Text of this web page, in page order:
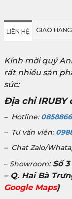
LIÊN HỆ GIAO HÀNG
Kính mời quý
rất nhiều sản
sức:
Địa chỉ IRUBY
– Hotline:
– Tư vấn viên:
– Chat Zalo/
– Showroom: Số
– Q. Hai Bà
Google Maps)